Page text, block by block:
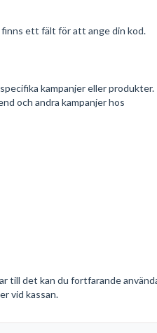
finns ett fält för att ange din kod.
kampanjer eller produkter.
och andra kampanjer hos
till det kan du fortfarande
vid kassan.